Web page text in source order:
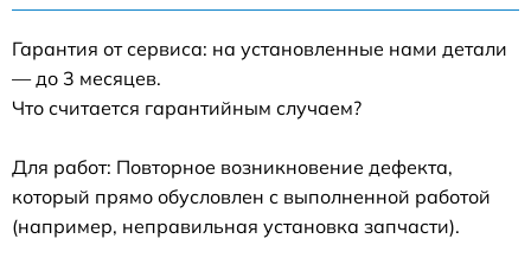
Гарантия от сервиса: на установленные нами детали
— до 3 месяцев.
Что считается гарантийным случаем?
Для работ: Повторное возникновение дефекта,
который прямо обусловлен с выполненной работой
(например, неправильная установка запчасти).